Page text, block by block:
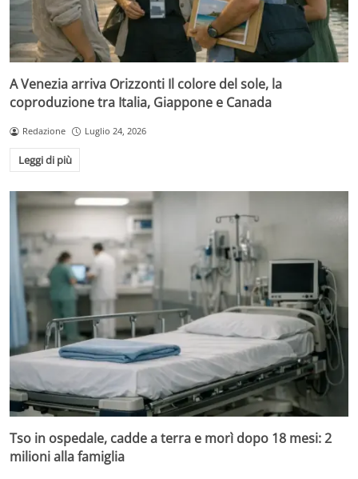
A Venezia arriva Orizzonti Il colore del sole, la
coproduzione tra Italia, Giappone e Canada
Redazione Luglio 24, 2026
Leggi di più
Tso in ospedale, cadde a terra e morì dopo 18 mesi: 2
milioni alla famiglia